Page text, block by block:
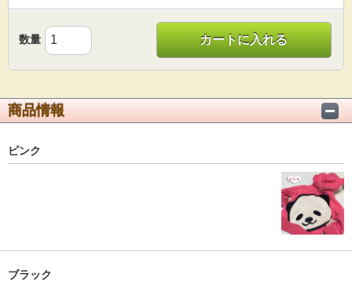
数量 カートに入れる
商品情報
ピンク
ブラック